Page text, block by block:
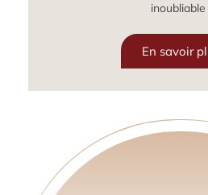
inoubliable
En savoir